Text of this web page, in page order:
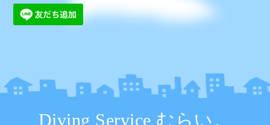
Diving Service むらい。